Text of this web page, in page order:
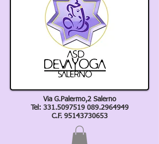
Via G.Palermo,2 Salerno
Tel: 331.5097519 089.2964949
C.F. 95143730653